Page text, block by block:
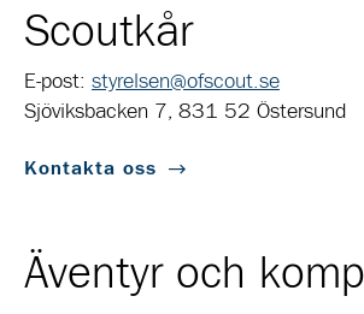
Scoutkår
E-post: styrelsen@ofscout.se
Sjöviksbacken 7, 831 52 Östersund
Kontakta oss
Äventyr och